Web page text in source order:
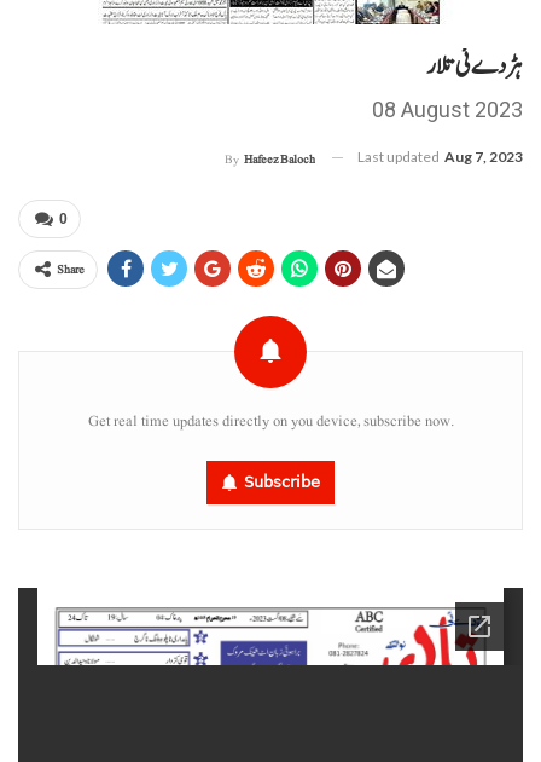
ہڑدے ئی تلار
08 August 2023
By Hafeez Baloch Last updated Aug 7, 2023
0
Share
Get real time updates directly on you device, subscribe now.
Subscribe